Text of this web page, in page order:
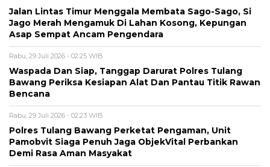
Jalan Lintas Timur Menggala Membata Sago-Sago, Si
Jago Merah Mengamuk Di Lahan Kosong, Kepungan
Asap Sempat Ancam Pengendara
Rabu, 29 Juli 2026 - 02:25 WIB
Waspada Dan Siap, Tanggap Darurat Polres Tulang
Bawang Periksa Kesiapan Alat Dan Pantau Titik Rawan
Bencana
Rabu, 29 Juli 2026 - 02:23 WIB
Polres Tulang Bawang Perketat Pengaman, Unit
Pamobvit Siaga Penuh Jaga ObjekVital Perbankan
Demi Rasa Aman Masyakat